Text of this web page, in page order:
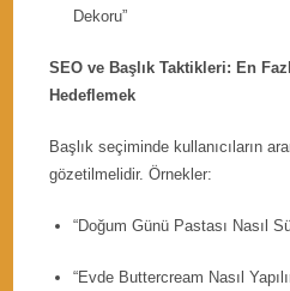
Dekoru”
SEO ve Başlık Taktikleri: En
Hedeflemek
Başlık seçiminde kullanıcıların
gözetilmelidir. Örnekler:
“Doğum Günü Pastası Nasıl
“Evde Buttercream Nasıl